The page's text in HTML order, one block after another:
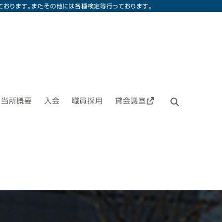
ります。またその他には各種検定等行っております。
当所概要 入会 職員採用 貸会議室